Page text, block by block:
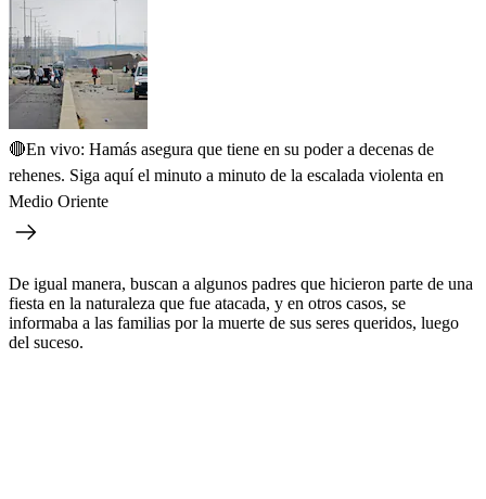
🔴En vivo: Hamás asegura que tiene en su poder a decenas de
rehenes. Siga aquí el minuto a minuto de la escalada violenta en
Medio Oriente
De igual manera, buscan a algunos padres que hicieron parte de una
fiesta en la naturaleza que fue atacada, y en otros casos, se
informaba a las familias por la muerte de sus seres queridos, luego
del suceso.